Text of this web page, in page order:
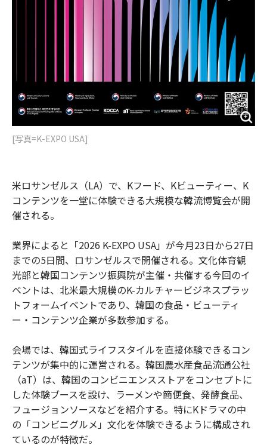
[写真=K-EXPO USA]
米ロサンゼルス（LA）で、Kフード、Kビューティー、K
コンテンツを一堂に体験できる大規模な韓流博覧会が開
催される。
業界によると「2026 K-EXPO USA」が今月23日から27日
までの5日間、ロサンゼルスで開催される。文化体育観
光部と韓国コンテンツ振興院が主催・共催する今回のイ
ベントは、北米最大規模のK-カルチャービジネスプラッ
トフォームイベントであり、韓国の食品・ビューティ
ー・コンテンツ企業が多数参加する。
会場では、韓国式ライフスタイルを直接体験できるコン
テンツが集中的に運営される。韓国農水産食品流通公社
（aT）は、韓国のコンビニエンスストアをコンセプトに
した体験ブースを設け、ラーメンや簡便食、発酵食品、
フュージョンソースなどを紹介する。特にKドラマの中
の「コンビニグルメ」文化を体験できるように構成され
ているのが特徴だ。